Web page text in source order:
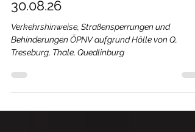
Veranstaltung "Hölle von Q"
30.08.26
Verkehrshinweise, Straßensperrungen und
Treseburg, Thale, Quedlinburg